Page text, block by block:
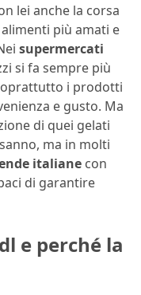
lei anche la corsa
più amati e
supermercati
si fa sempre più
i prodotti
e gusto. Ma
di quei gelati
ma in molti
italiane con
di garantire
e perché la